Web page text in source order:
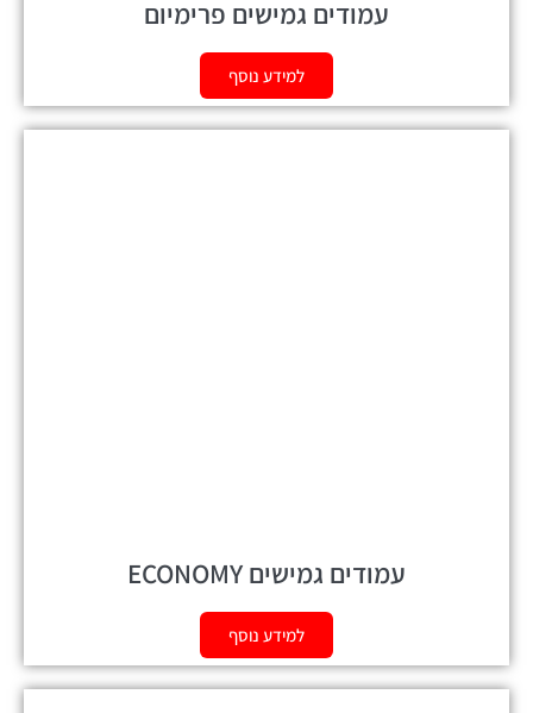
עמודים גמישים פרימיום
למידע נוסף
עמודים גמישים ECONOMY
למידע נוסף